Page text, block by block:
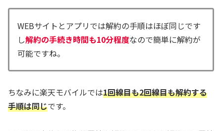
WEBサイトとアプリでは解約の手順はほぼ同じです
し解約の手続き時間も10分程度なので簡単に解約が
可能ですね。
ちなみに楽天モバイルでは1回線目も2回線目も解約する
手順は同じです。